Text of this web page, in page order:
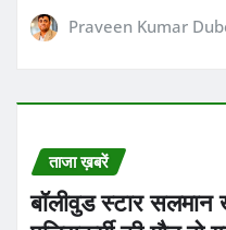
Praveen Kumar
ताजा ख़बरें
बॉलीवुड स्टार